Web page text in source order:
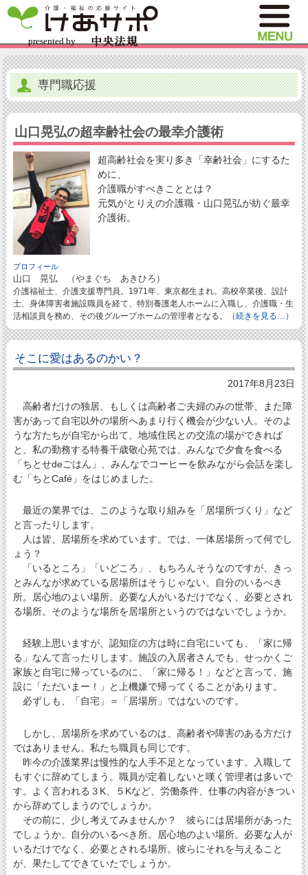
専門職応援
山口晃弘の超幸齢社会の最幸介護術
超高齢社会を実り多き「幸齢社会」にするた
めに、
介護職がすべきこととは？
元気がとりえの介護職・山口晃弘が紡ぐ最幸
介護術。
プロフィール
山口 晃弘 （やまぐち あきひろ）
介護福祉士、介護支援専門員。1971年、東京都生まれ。高校卒業後、設計
士、身体障害者施設職員を経て、特別養護老人ホームに入職し、介護職・生
活相談員を務め、その後グループホームの管理者となる。
（続きを見る…）
そこに愛はあるのかい？
2017年8月23日
高齢者だけの独居、もしくは高齢者ご夫婦のみの世帯、また障
害があって自宅以外の場所へあまり行く機会が少ない人。そのよ
うな方たちが自宅から出て、地域住民との交流の場ができれば
と、私の勤務する特養千歳敬心苑では、みんなで夕食を食べる
「ちとせdeごはん」、みんなでコーヒーを飲みながら会話を楽し
む「ちとCafé」をはじめました。
最近の業界では、このような取り組みを「居場所づくり」など
と言ったりします。
人は皆、居場所を求めています。では、一体居場所って何でし
ょう？
「いるところ」「いどころ」、もちろんそうなのですが、きっ
とみんなが求めている居場所はそうじゃない。自分のいるべき
所。居心地のよい場所。必要な人がいるだけでなく、必要とされ
る場所。そのような場所を居場所というのではないでしょうか。
経験上思いますが、認知症の方は時に自宅にいても、「家に帰
る」なんて言ったりします。施設の入居者さんでも、せっかくご
家族と自宅に帰っているのに、「家に帰る！」などと言って、施
設に「ただいまー！」と上機嫌で帰ってくることがあります。
必ずしも、「自宅」＝「居場所」ではないのです。
しかし、居場所を求めているのは、高齢者や障害のある方だけ
ではありません。私たち職員も同じです。
昨今の介護業界は慢性的な人手不足となっています。入職して
もすぐに辞めてしまう。職員が定着しないと嘆く管理者は多いで
す。よく言われる３K、５Kなど、労働条件、仕事の内容がきつい
から辞めてしまうのでしょうか。
その前に、少し考えてみませんか？ 彼らには居場所があった
でしょうか。自分のいるべき所。居心地のよい場所。必要な人が
いるだけでなく、必要とされる場所。彼らにそれを与えること
が、果たしてできていたでしょうか。